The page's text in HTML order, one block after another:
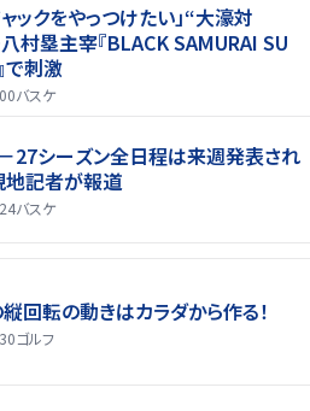
ックをやっつけたい」“大濠対
村塁主宰『BLACK SAMURAI SU
で刺激
バスケ
27シーズン全日程は来週発表され
記者が報道
バスケ
縦回転の動きはカラダから作る！
ゴルフ